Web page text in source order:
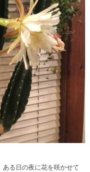
ある日の夜に花を咲かせて